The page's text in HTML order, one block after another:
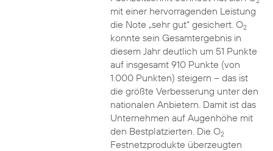
mit einer hervorragenden Leistung
die Note „sehr gut“ gesichert. O2
konnte sein Gesamtergebnis in
diesem Jahr deutlich um 51 Punkte
auf insgesamt 910 Punkte (von
1.000 Punkten) steigern – das ist
die größte Verbesserung unter den
nationalen Anbietern. Damit ist das
Unternehmen auf Augenhöhe mit
den Bestplatzierten. Die O2
Festnetzprodukte überzeugten